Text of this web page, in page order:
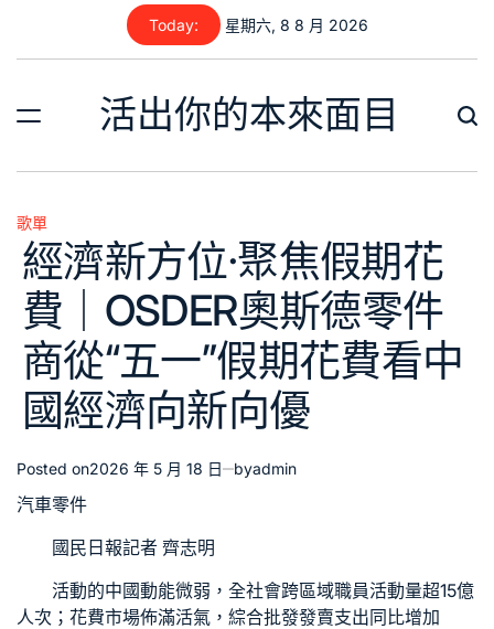
content
Today: 星期六, 8 8 月 2026
活出你的本來面目
Posted
in
歌單
經濟新方位·聚焦假期花
費｜OSDER奧斯德零件
商從“五一”假期花費看中
國經濟向新向優
Posted on2026 年 5 月 18 日 byadmin
汽車零件
國民日報記者 齊志明
活動的中國動能微弱，全社會跨區域職員活動量超15億
人次；花費市場佈滿活氣，綜合批發發賣支出同比增加